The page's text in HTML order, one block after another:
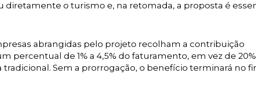
o turismo e, na retomada, a proposta é
abrangidas pelo projeto recolham a contribuição
percentual de 1% a 4,5% do faturamento, em vez de
Sem a prorrogação, o benefício terminará no